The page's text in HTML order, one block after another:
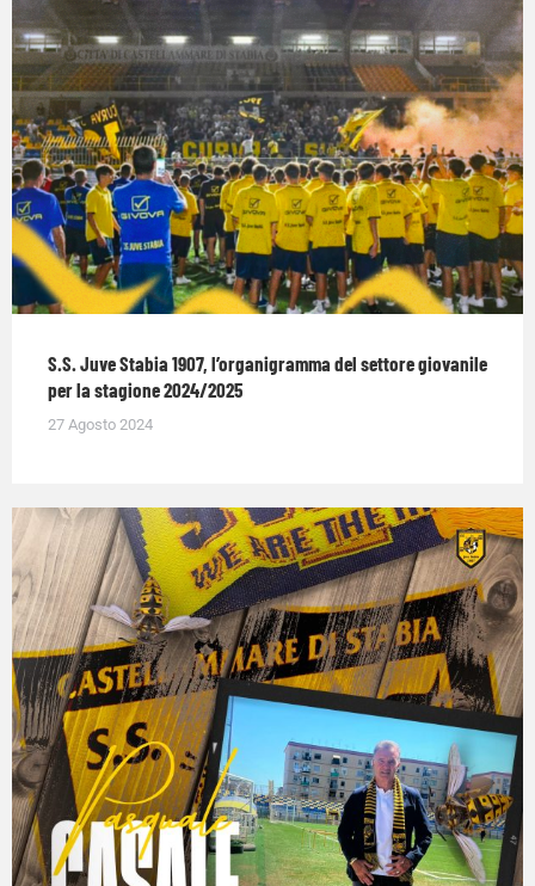
S.S. Juve Stabia 1907, l’organigramma del settore giovanile
per la stagione 2024/2025
27 Agosto 2024